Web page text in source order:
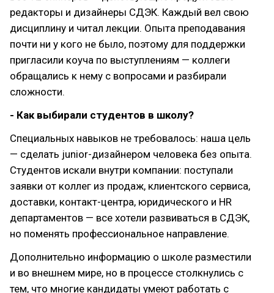
редакторы и дизайнеры СДЭК. Каждый вел свою
дисциплину и читал лекции. Опыта преподавания
почти ни у кого не было, поэтому для поддержки
пригласили коуча по выступлениям — коллеги
обращались к нему с вопросами и разбирали
сложности.
- Как выбирали студентов в школу?
Специальных навыков не требовалось: наша цель
— сделать junior-дизайнером человека без опыта.
Студентов искали внутри компании: поступали
заявки от коллег из продаж, клиентского сервиса,
доставки, контакт-центра, юридического и HR
департаментов — все хотели развиваться в СДЭК,
но поменять профессиональное направление.
Дополнительно информацию о школе разместили
и во внешнем мире, но в процессе столкнулись с
тем, что многие кандидаты умеют работать с